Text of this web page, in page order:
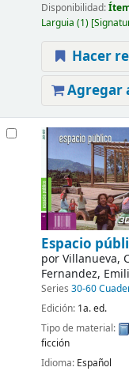
Disponibilidad:
Larguia (1)
Hacer
Agregar
Espacio
porVillanueva,
Fernandez,
Series 30-60
Edición: 1a. ed.
Tipo de material:
ficción
Idioma: Español